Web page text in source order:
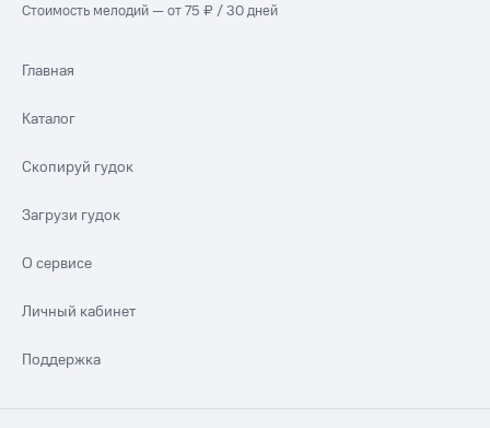
Стоимость мелодий — от 75 ₽ / 30 дней
Главная
Каталог
Скопируй гудок
Загрузи гудок
О сервисе
Личный кабинет
Поддержка